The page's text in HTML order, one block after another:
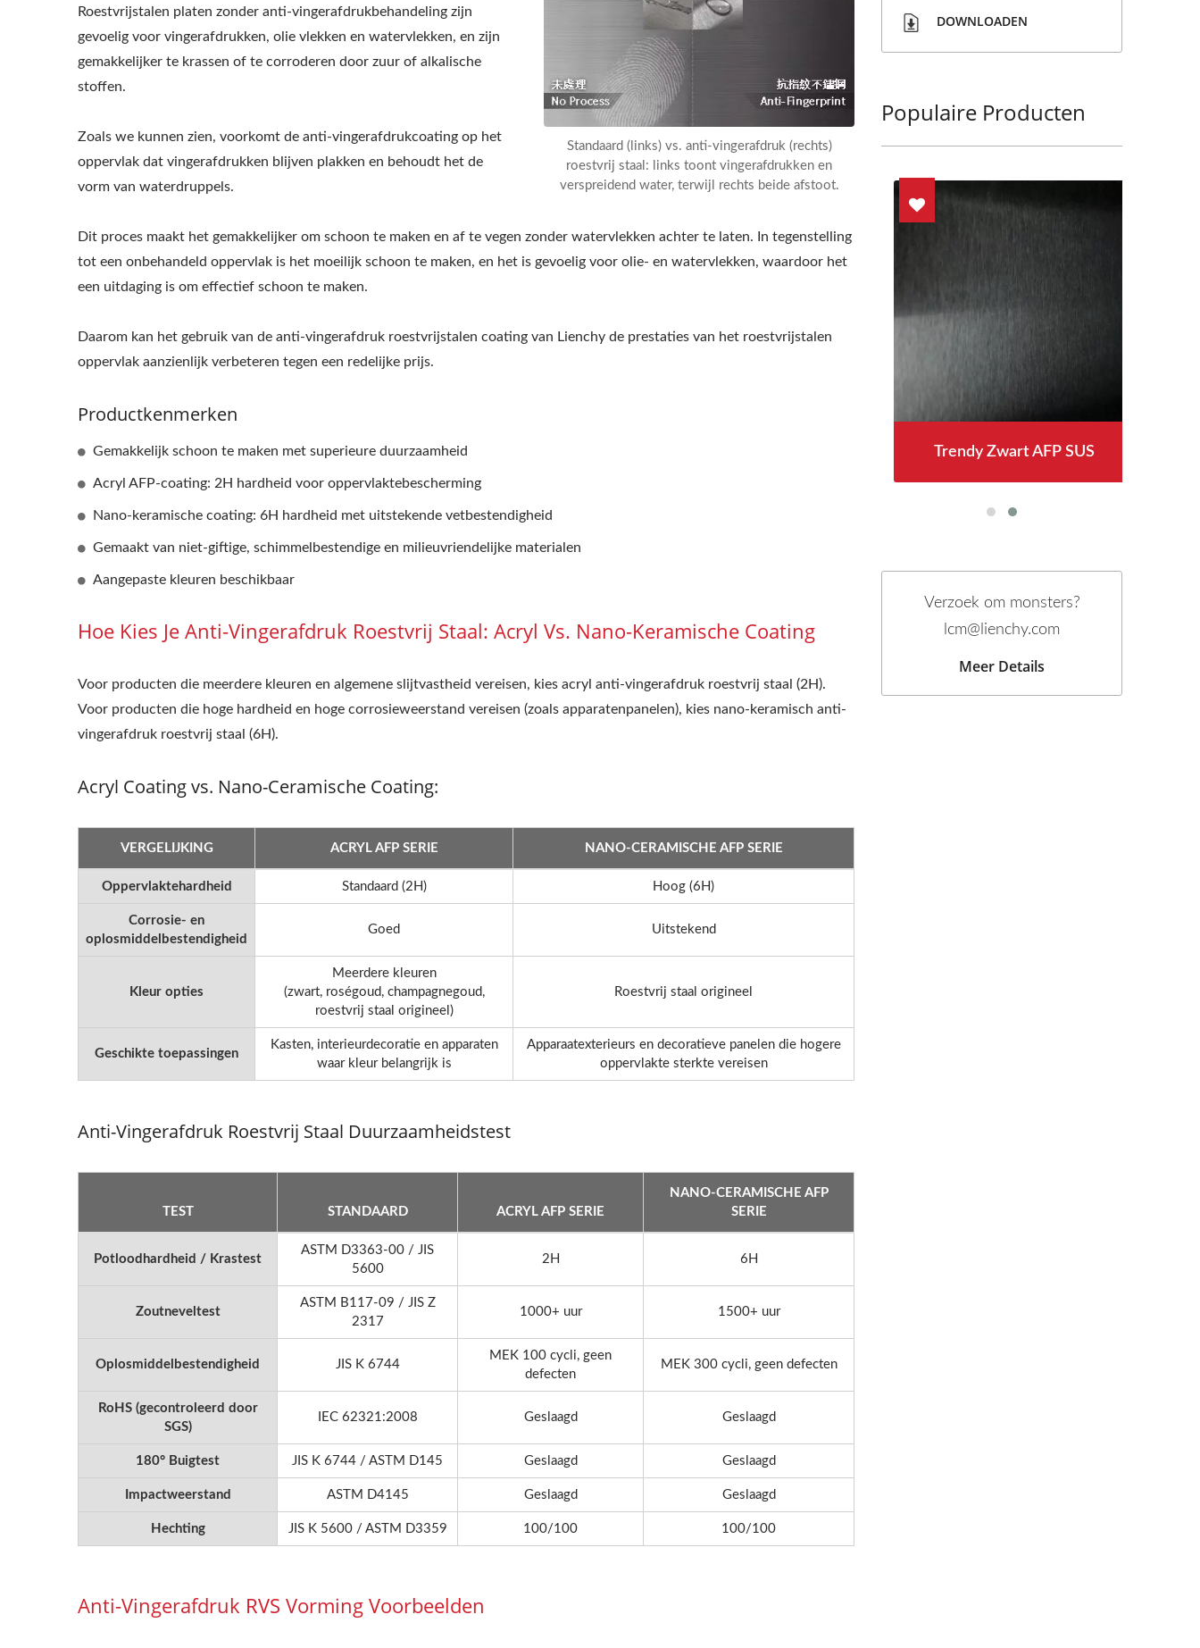
Standaard (links) vs. anti-vingerafdruk (rechts)
roestvrij staal: links toont vingerafdrukken en
verspreidend water, terwijl rechts beide afstoot.
Roestvrijstalen platen zonder anti-vingerafdrukbehandeling zijn
gevoelig voor vingerafdrukken, olie vlekken en watervlekken, en zijn
gemakkelijker te krassen of te corroderen door zuur of alkalische
stoffen.
Zoals we kunnen zien, voorkomt de anti-vingerafdrukcoating op het
oppervlak dat vingerafdrukken blijven plakken en behoudt het de
vorm van waterdruppels.
Dit proces maakt het gemakkelijker om schoon te maken en af te vegen zonder watervlekken achter te laten. In tegenstelling
tot een onbehandeld oppervlak is het moeilijk schoon te maken, en het is gevoelig voor olie- en watervlekken, waardoor het
een uitdaging is om effectief schoon te maken.
Daarom kan het gebruik van de anti-vingerafdruk roestvrijstalen coating van Lienchy de prestaties van het roestvrijstalen
oppervlak aanzienlijk verbeteren tegen een redelijke prijs.
Productkenmerken
Gemakkelijk schoon te maken met superieure duurzaamheid
Acryl AFP-coating: 2H hardheid voor oppervlaktebescherming
Nano-keramische coating: 6H hardheid met uitstekende vetbestendigheid
Gemaakt van niet-giftige, schimmelbestendige en milieuvriendelijke materialen
Aangepaste kleuren beschikbaar
Hoe Kies Je Anti-Vingerafdruk Roestvrij Staal: Acryl Vs. Nano-Keramische Coating
Voor producten die meerdere kleuren en algemene slijtvastheid vereisen, kies acryl anti-vingerafdruk roestvrij staal (2H).
Voor producten die hoge hardheid en hoge corrosieweerstand vereisen (zoals apparatenpanelen), kies nano-keramisch anti-
vingerafdruk roestvrij staal (6H).
Acryl Coating vs. Nano-Ceramische Coating:
VERGELIJKING ACRYL AFP SERIE NANO-CERAMISCHE AFP SERIE
Oppervlaktehardheid Standaard (2H) Hoog (6H)
Corrosie- en
oplosmiddelbestendigheid
Goed Uitstekend
Kleur opties
Meerdere kleuren
(zwart, roségoud, champagnegoud,
roestvrij staal origineel)
Roestvrij staal origineel
Geschikte toepassingen
Kasten, interieurdecoratie en apparaten
waar kleur belangrijk is
Apparaatexterieurs en decoratieve panelen die hogere
oppervlakte sterkte vereisen
Anti-Vingerafdruk Roestvrij Staal Duurzaamheidstest
TEST STANDAARD ACRYL AFP SERIE
NANO-CERAMISCHE AFP
SERIE
Potloodhardheid / Krastest
ASTM D3363-00 / JIS
5600
2H 6H
Zoutneveltest
ASTM B117-09 / JIS Z
2317
1000+ uur 1500+ uur
Oplosmiddelbestendigheid JIS K 6744
MEK 100 cycli, geen
defecten
MEK 300 cycli, geen defecten
RoHS (gecontroleerd door
SGS)
IEC 62321:2008 Geslaagd Geslaagd
180° Buigtest JIS K 6744 / ASTM D145 Geslaagd Geslaagd
Impactweerstand ASTM D4145 Geslaagd Geslaagd
Hechting JIS K 5600 / ASTM D3359 100/100 100/100
Anti-Vingerafdruk RVS Vorming Voorbeelden
DOWNLOADEN
Populaire Producten
Houtnerf Metaal Trendy Zwart AFP SUS Trendy Zwart AFP SUS
Verzoek om monsters?
lcm@lienchy.com
Meer Details